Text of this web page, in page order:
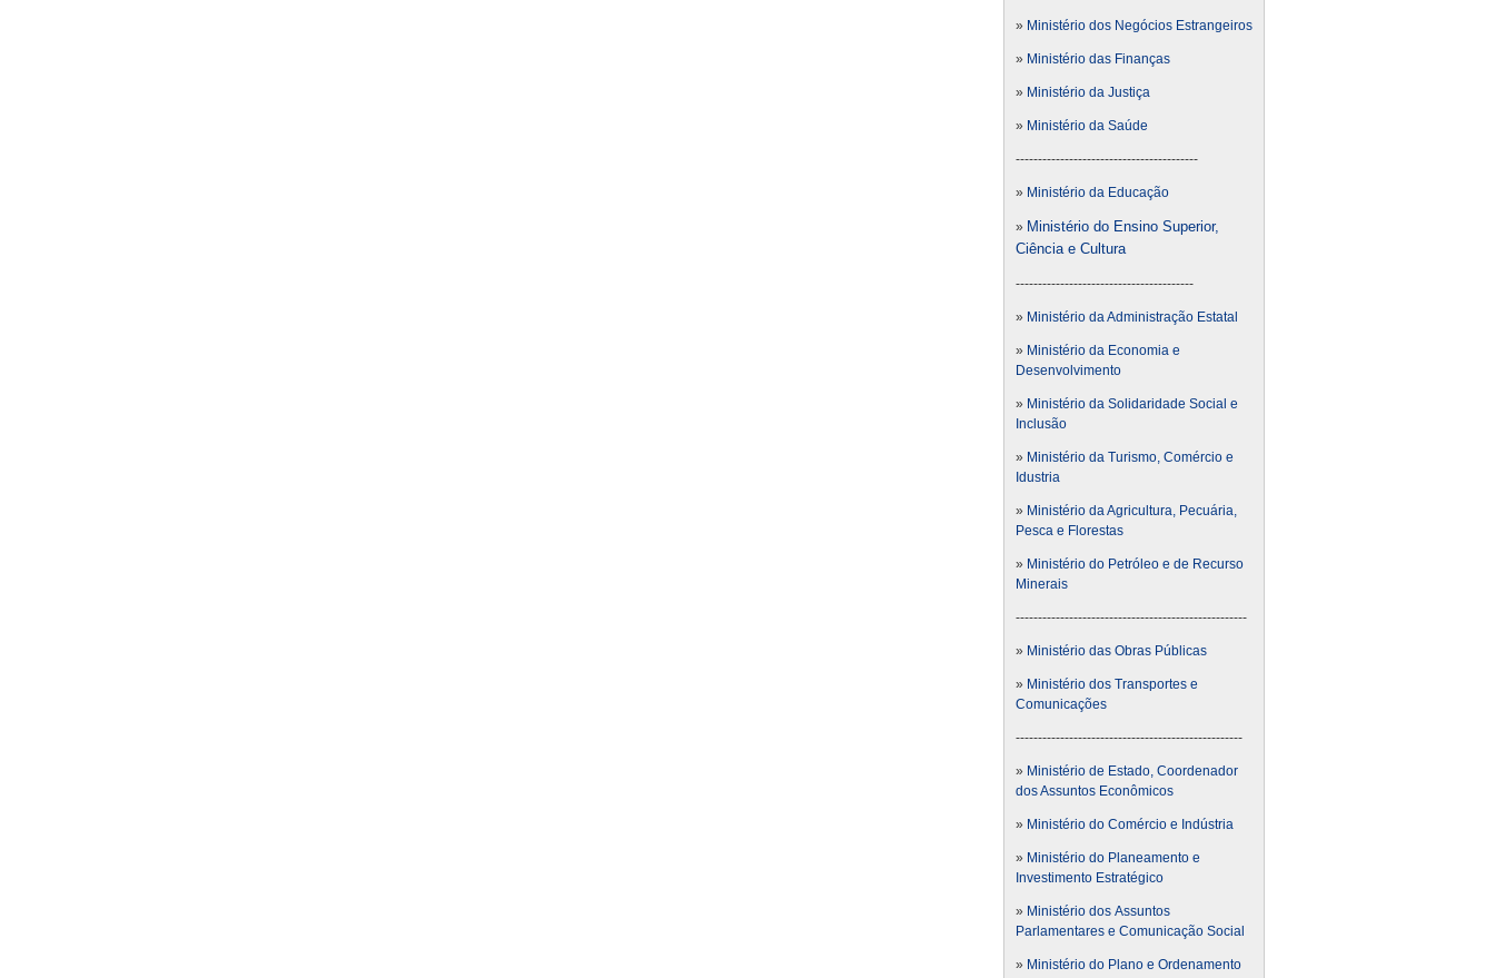
» Ministério dos Negócios Estrangeiros
» Ministério das Finanças
» Ministério da Justiça
» Ministério da Saúde
-----------------------------------------
» Ministério da Educação
» Ministério do Ensino Superior,
Ciência e Cultura
----------------------------------------
» Ministério da Administração Estatal
» Ministério da Economia e
Desenvolvimento
» Ministério da Solidaridade Social e
Inclusão
» Ministério da Turismo, Comércio e
Idustria
» Ministério da Agricultura, Pecuária,
Pesca e Florestas
» Ministério do Petróleo e de Recurso
Minerais
----------------------------------------------------
» Ministério das Obras Públicas
» Ministério dos Transportes e
Comunicações
---------------------------------------------------
» Ministério de Estado, Coordenador
dos Assuntos Econômicos
» Ministério do Comércio e Indústria
» Ministério do Planeamento e
Investimento Estratégico
» Ministério dos Assuntos
Parlamentares e Comunicação Social
» Ministério do Plano e Ordenamento